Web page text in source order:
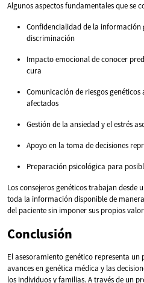
Algunos aspectos fundamentales que se
Confidencialidad de la
discriminación
Impacto emocional de conocer
cura
Comunicación de riesgos
afectados
Gestión de la ansiedad y el estrés
Apoyo en la toma de decisiones
Preparación psicológica para
Los consejeros genéticos trabajan desde
toda la información disponible de
del paciente sin imponer sus propios
Conclusión
El asesoramiento genético representa
avances en genética médica y las
los individuos y familias. A través de un